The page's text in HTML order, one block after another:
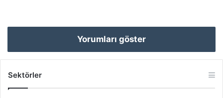
Yorumları göster
Sektörler